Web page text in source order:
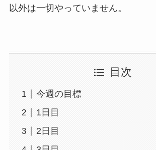
以外は一切やっていません。
目次
今週の目標
1日目
2日目